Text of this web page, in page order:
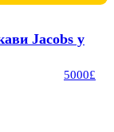
Jacobs у
5000£